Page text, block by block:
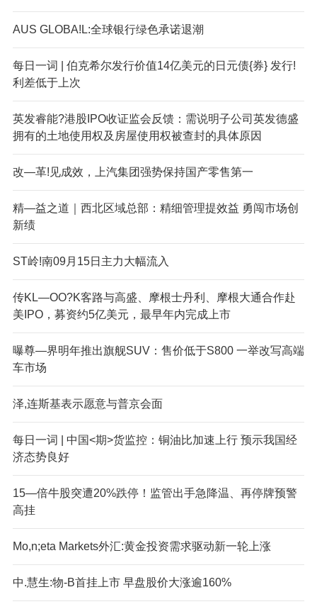
AUS GLOBA!L:全球银行绿色承诺退潮
每日一词 | 伯克希尔发行价值14亿美元的日元债{券} 发行!
利差低于上次
英发睿能?港股IPO收证监会反馈：需说明子公司英发德盛
拥有的土地使用权及房屋使用权被查封的具体原因
改—革!见成效，上汽集团强势保持国产零售第一
精—益之道｜西北区域总部：精细管理提效益 勇闯市场创
新绩
ST岭!南09月15日主力大幅流入
传KL—OO?K客路与高盛、摩根士丹利、摩根大通合作赴
美IPO，募资约5亿美元，最早年内完成上市
曝尊—界明年推出旗舰SUV：售价低于S800 一举改写高端
车市场
泽,连斯基表示愿意与普京会面
每日一词 | 中国<期>货监控：铜油比加速上行 预示我国经
济态势良好
15—倍牛股突遭20%跌停！监管出手急降温、再停牌预警
高挂
Mo,n;eta Markets外汇:黄金投资需求驱动新一轮上涨
中.慧生:物-B首挂上市 早盘股价大涨逾160%